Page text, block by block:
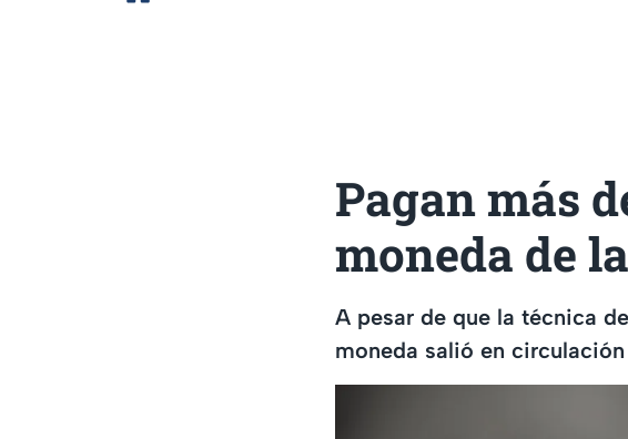
Pagan más
moneda de
A pesar de que la técnica
moneda salió en